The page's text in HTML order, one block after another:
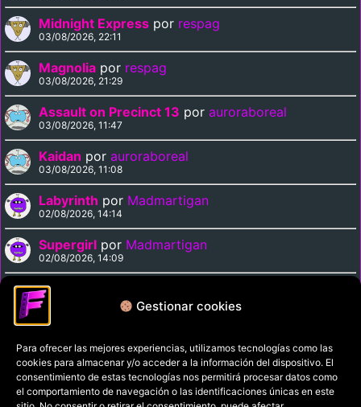
Gestionar cookies
Para ofrecer las mejores experiencias, utilizamos tecnologías como las
cookies para almacenar y/o acceder a la información del dispositivo. El
consentimiento de estas tecnologías nos permitirá procesar datos como
el comportamiento de navegación o las identificaciones únicas en este
Midnight Express por respag
03/08/2026, 22:11
Magnolia por respag
03/08/2026, 21:29
Assault on Precinct 13 por auroraboreal
03/08/2026, 11:47
Kaidan por auroraboreal
03/08/2026, 11:08
Labyrinth por Madmartigan
02/08/2026, 14:14
Supergirl por Madmartigan
02/08/2026, 14:09
Cinema Paradiso
02/08/2026, 13:37
Política de privacidad
Términos y condiciones
Política de cookies